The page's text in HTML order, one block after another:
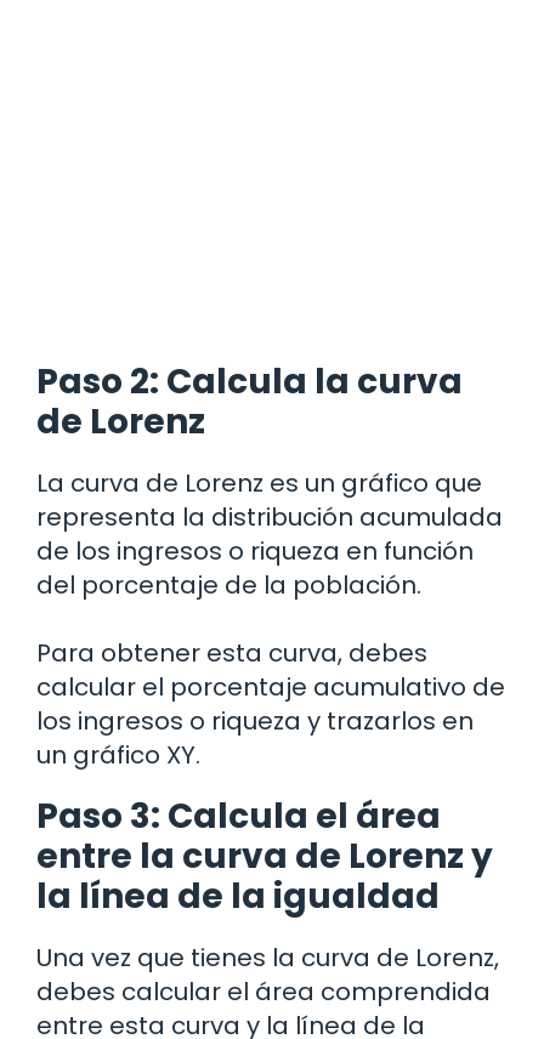
Paso 2: Calcula la curva
de Lorenz
La curva de Lorenz es un gráfico que
representa la distribución acumulada
de los ingresos o riqueza en función
del porcentaje de la población.
Para obtener esta curva, debes
calcular el porcentaje acumulativo de
los ingresos o riqueza y trazarlos en
un gráfico XY.
Paso 3: Calcula el área
entre la curva de Lorenz y
la línea de la igualdad
Una vez que tienes la curva de Lorenz,
debes calcular el área comprendida
entre esta curva y la línea de la